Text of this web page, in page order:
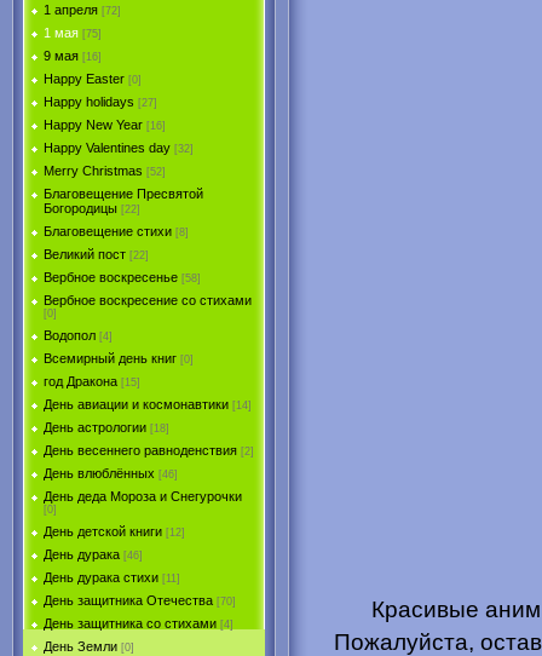
1 апреля [72]
1 мая [75]
9 мая [16]
Happy Easter [0]
Happy holidays [27]
Happy New Year [16]
Happy Valentines day [32]
Merry Christmas [52]
Благовещение Пресвятой
Богородицы [22]
Благовещение стихи [8]
Великий пост [22]
Вербное воскресенье [58]
Вербное воскресение со стихами
[0]
Водопол [4]
Всемирный день книг [0]
год Дракона [15]
День авиации и космонавтики [14]
День астрологии [18]
День весеннего равноденствия [2]
День влюблённых [46]
День деда Мороза и Снегурочки
[0]
День детской книги [12]
День дурака [46]
День дурака стихи [11]
День защитника Отечества [70]
День защитника со стихами [4]
День Земли [0]
Красивые
Пожалуйста,